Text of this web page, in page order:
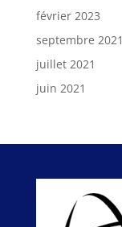
février 2023
septembre 2021
juillet 2021
juin 2021